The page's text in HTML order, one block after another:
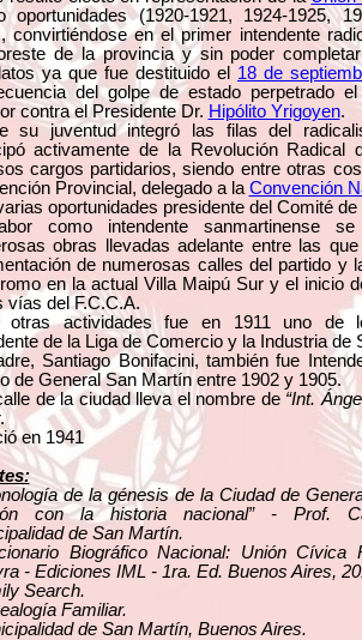
oportunidades (1920-1921, 1924-1925,
convirtiéndose en el primer intendente
de la provincia y sin poder
ya que fue destituido el 18 de
del golpe de estado perpetrado
contra el Presidente Dr. Hipólito Yrigoyen.
su juventud integró las filas del
activamente de la Revolución Radical
cargos partidarios, siendo entre otras
Provincial, delegado a la Convención
oportunidades presidente del Comité de
como intendente sanmartinense
obras llevadas adelante entre las
de numerosas calles del partido y
en la actual Villa Maipú Sur y el inicio
vías del F.C.C.A.
otras actividades fue en 1911 uno de
de la Liga de Comercio y la Industria de
Santiago Bonifacini, también fue
de General San Martín entre 1902 y 1905.
de la ciudad lleva el nombre de “Int.
en 1941
de la génesis de la Ciudad de
con la historia nacional” - Prof.
de San Martín.
Biográfico Nacional: Unión Cívica
- Ediciones IML - 1ra. Ed. Buenos Aires,
Search.
Familiar.
de San Martín, Buenos Aires.